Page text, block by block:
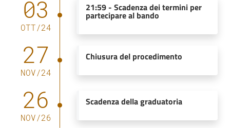
03
OTT/24
21:59- Scadenza dei termini per
partecipare al bando
27
NOV/24
Chiusura del procedimento
26
NOV/26
Scadenza della graduatoria